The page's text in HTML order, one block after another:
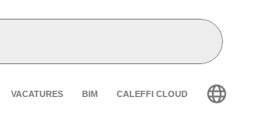
navigation
VACATURES BIM CALEFFI CLOUD